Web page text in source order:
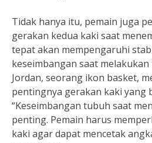
Tidak hanya itu, pemain juga
gerakan kedua kaki saat
tepat akan mempengaruhi
keseimbangan saat
Jordan, seorang ikon basket,
pentingnya gerakan kaki yang
“Keseimbangan tubuh saat
penting. Pemain harus
kaki agar dapat mencetak